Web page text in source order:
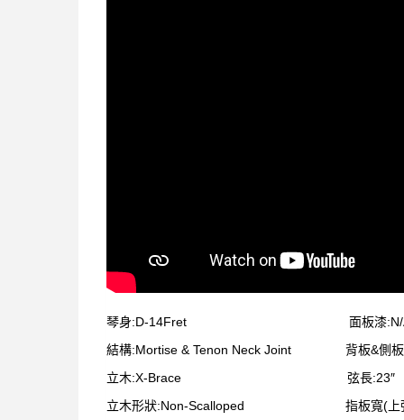
琴身:D-14Fret 面板漆:N/
結構:Mortise & Tenon Neck Joint 背板&側板
立木:X-Brace 弦長:23″
立木形狀:Non-Scalloped 指板寬(上弦